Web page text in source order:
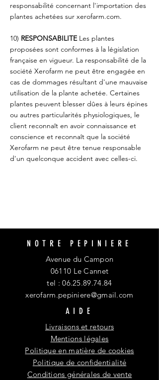
responsabilité concernant l'importation des
plantes achetées sur xerofarm.com.
10) RESPONSABILITELes plantes
proposées sont conformes à la législation
française en vigueur. La responsabilité de la
société Xerofarm ne peut être engagée en
cas de dommages résultant d'une mauvaise
utilisation de la plante achetée. Certaines
plantes peuvent blesser dûes à leurs épines
ou autres particularités physiologiques, le
client reconnaît en avoir connaissance et
conscience et reconnaît que la société
Xerofarm ne peut être tenue responsable
d'un quelconque accident avec celles-ci.
NOTRE PEPINIERE
Avenue du Campon
06110 Le Cannet
tel :06.25.89.74.84
xerofarm.pepiniere@gmail.com
AIDE
Livraisons et retours
Mentions légales
Politique en matière de cookies
Politique de confidentialité
Conditions générales de vente